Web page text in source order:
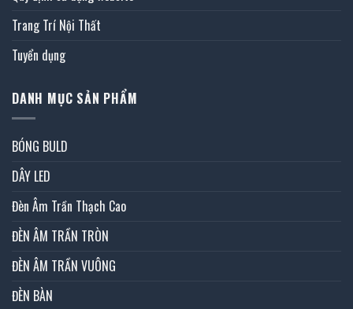
Trang Trí Nội Thất
Tuyển dụng
DANH MỤC SẢN PHẨM
BÓNG BULD
DÂY LED
Đèn Âm Trần Thạch Cao
ĐÈN ÂM TRẦN TRÒN
ĐÈN ÂM TRẦN VUÔNG
ĐÈN BÀN